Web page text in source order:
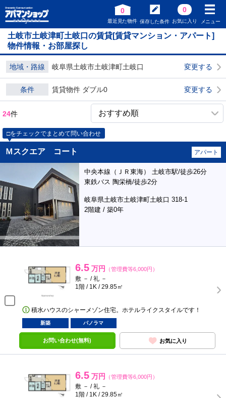
0
最近見た物件 保存した条件
0
お気に入り メニュー
土岐市土岐津町土岐口の賃貸[賃貸マンション・アパート]
物件情報・お部屋探し
地域・路線 岐阜県土岐市土岐津町土岐口 変更する
条件 賃貸物件 ダブル0 変更する
24件
□をチェックでまとめて問い合わせ
Ｍスクエア コート アパート
中央本線（ＪＲ東海） 土岐市駅/徒歩26分
東鉄バス 陶栄橋/徒歩2分
岐阜県土岐市土岐津町土岐口 318-1
2階建 / 築0年
6.5 万円 （管理費等6,000円）
敷 － / 礼 －
1階 / 1K / 29.85㎡
積水ハウスのシャーメゾン住宅。ホテルライクスタイルです！
新築 パノラマ
お問い合わせ(無料) お気に入り
6.5 万円 （管理費等6,000円）
敷 － / 礼 －
1階 / 1K / 29.85㎡